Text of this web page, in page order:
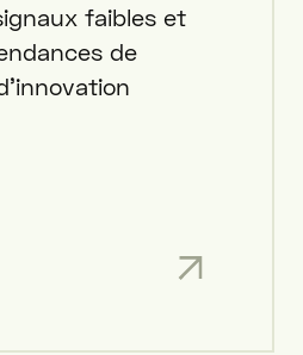
faibles et
de